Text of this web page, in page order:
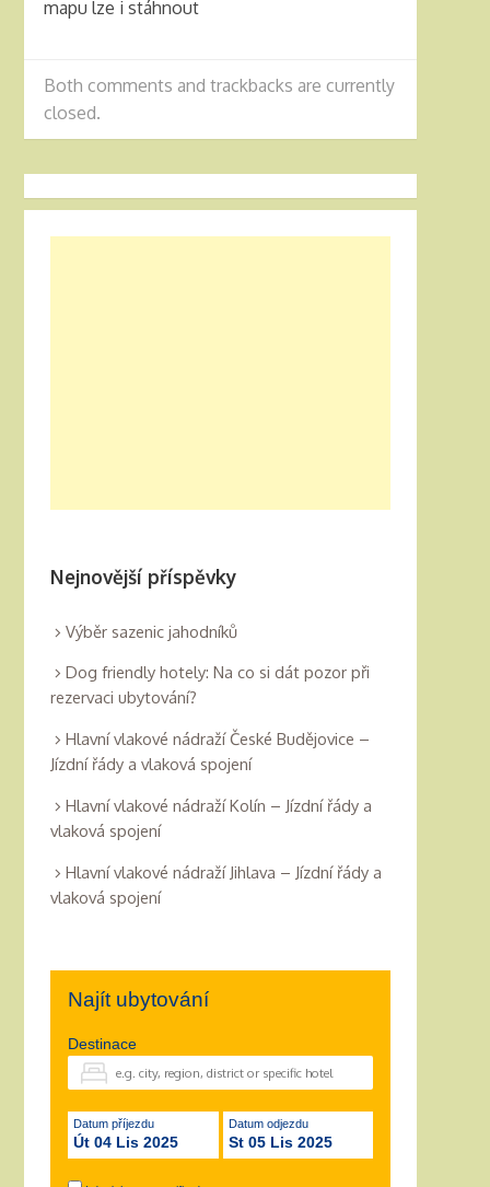
mapu lze i stáhnout
Both comments and trackbacks are currently
closed.
Nejnovější příspěvky
Výběr sazenic jahodníků
Dog friendly hotely: Na co si dát pozor při
rezervaci ubytování?
Hlavní vlakové nádraží České Budějovice –
Jízdní řády a vlaková spojení
Hlavní vlakové nádraží Kolín – Jízdní řády a
vlaková spojení
Hlavní vlakové nádraží Jihlava – Jízdní řády a
vlaková spojení
Najít ubytování
Destinace
Datum příjezdu
Út 04 Lis 2025
Datum odjezdu
St 05 Lis 2025